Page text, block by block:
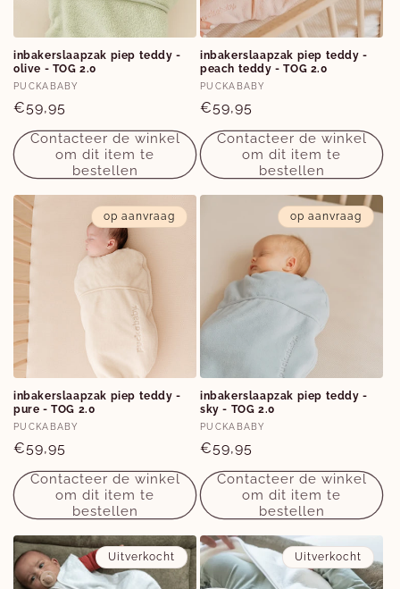
inbakerslaapzak piep teddy -
olive - TOG 2.0
Verkoper:
PUCKABABY
Normale
prijs
€59,95
Contacteer de winkel
om dit item te
bestellen
inbakerslaapzak piep teddy -
peach teddy - TOG 2.0
Verkoper:
PUCKABABY
Normale
prijs
€59,95
Contacteer de winkel
om dit item te
bestellen
op aanvraag
inbakerslaapzak piep teddy -
pure - TOG 2.0
Verkoper:
PUCKABABY
Normale
prijs
€59,95
Contacteer de winkel
om dit item te
bestellen
op aanvraag
inbakerslaapzak piep teddy -
sky - TOG 2.0
Verkoper:
PUCKABABY
Normale
prijs
€59,95
Contacteer de winkel
om dit item te
bestellen
Uitverkocht Uitverkocht